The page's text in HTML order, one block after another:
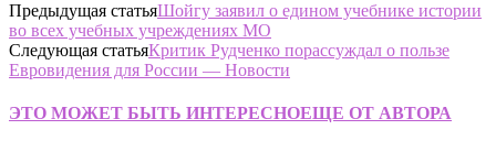
Предыдущая статьяШойгу заявил о едином учебнике истории
во всех учебных учреждениях МО
Следующая статьяКритик Рудченко порассуждал о пользе
Евровидения для России — Новости
ЭТО МОЖЕТ БЫТЬ ИНТЕРЕСНОЕЩЕ ОТ АВТОРА